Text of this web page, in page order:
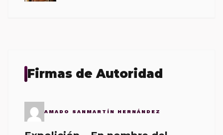
Firmas de Autoridad
AMADO SANMARTÍN HERNÁNDEZ